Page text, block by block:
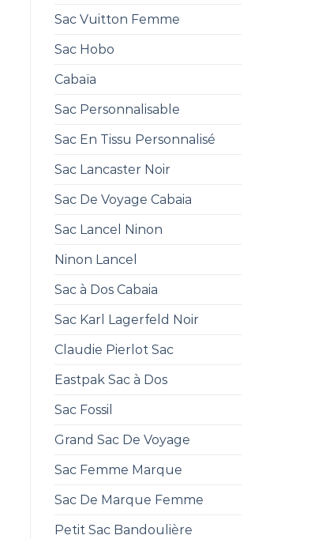
Sac Vuitton Femme
Sac Hobo
Cabaïa
Sac Personnalisable
Sac En Tissu Personnalisé
Sac Lancaster Noir
Sac De Voyage Cabaia
Sac Lancel Ninon
Ninon Lancel
Sac à Dos Cabaia
Sac Karl Lagerfeld Noir
Claudie Pierlot Sac
Eastpak Sac à Dos
Sac Fossil
Grand Sac De Voyage
Sac Femme Marque
Sac De Marque Femme
Petit Sac Bandoulière